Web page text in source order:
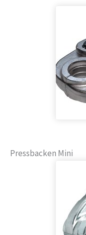
Pressbacken Mini